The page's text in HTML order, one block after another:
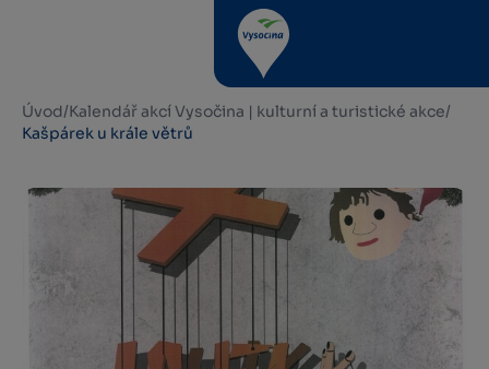
Úvod/Kalendář akcí Vysočina | kulturní a turistické akce/
Kašpárek u krále větrů